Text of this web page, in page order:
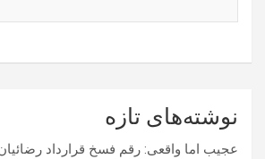
نوشته‌های تازه
عجیب اما واقعی: رقم فسخ قرارداد